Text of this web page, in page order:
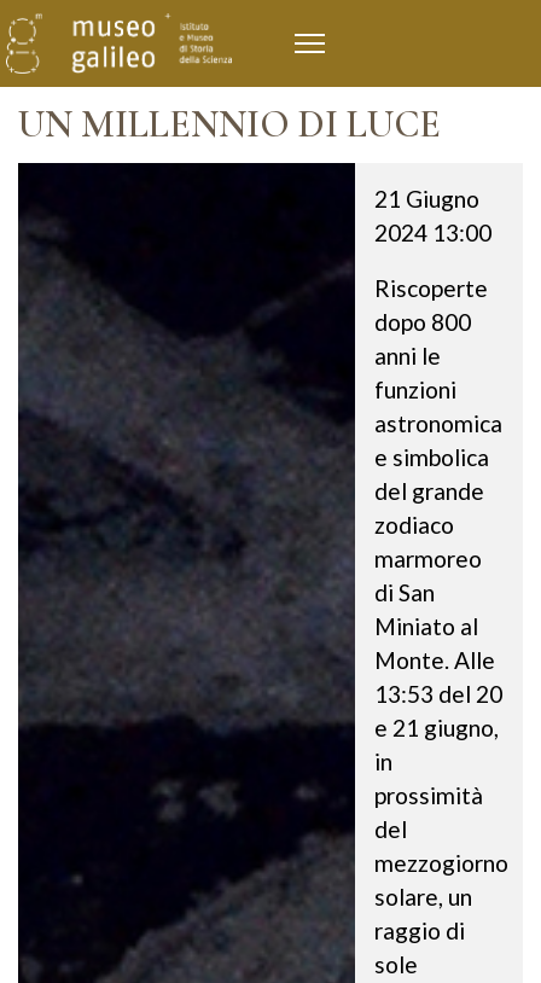
UN MILLENNIO DI LUCE
21 Giugno
2024 13:00
Riscoperte
dopo 800
anni le
funzioni
astronomica
e simbolica
del grande
zodiaco
marmoreo
di San
Miniato al
Monte. Alle
13:53 del 20
e 21 giugno,
in
prossimità
del
mezzogiorno
solare, un
raggio di
sole